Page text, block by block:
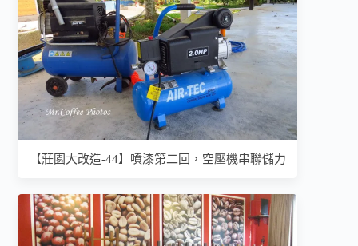
【莊園大改造-44】噴漆第二回，空壓機串聯儲力